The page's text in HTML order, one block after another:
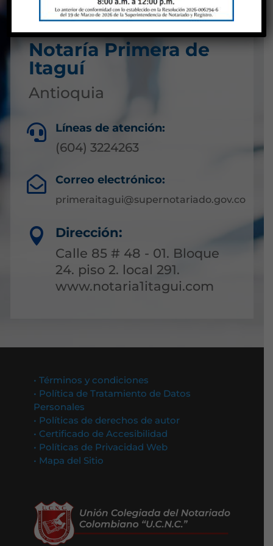
Notaría Primera de
Itaguí
Antioquia
 Líneas de atención:
(604) 3224263
 Correo electrónico:
primeraitagui@supernotariado.gov.co

Dirección:
Calle 85 # 48 - 01. Bloque
24. piso 2. local 291.
www.notaria1itagui.com
• Términos y condiciones
• Política de Tratamiento de Datos
Personales
• Políticas de derechos de autor
• Certificado de Accesibilidad
• Políticas de Privacidad Web
• Mapa del Sitio